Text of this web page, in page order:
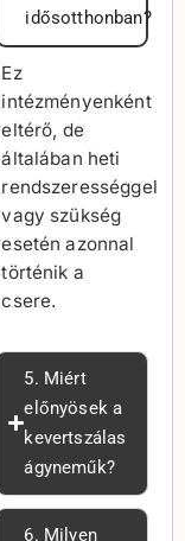
idősotthonban?
Ez
intézményenként
eltérő, de
általában heti
rendszerességgel
vagy szükség
esetén azonnal
történik a
csere.
5. Miért
előnyösek a
kevertszálas
ágyneműk?
6. Milyen